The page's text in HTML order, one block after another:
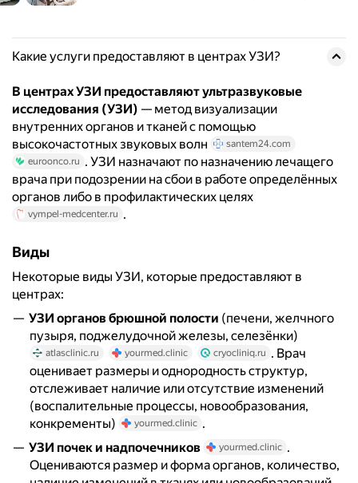
Какие услуги предоставляют в центрах УЗИ?
В центрах УЗИ предоставляют ультразвуковые
исследования (УЗИ) — метод визуализации
внутренних органов и тканей с помощью
высокочастотных звуковых волн
santem24.com
euroonco.ru . УЗИ назначают по назначению лечащего
врача при подозрении на сбои в работе определённых
органов либо в профилактических целях
vympel-medcenter.ru .
Виды
Некоторые виды УЗИ, которые предоставляют в
центрах:
УЗИ органов брюшной полости (печени, желчного
пузыря, поджелудочной железы, селезёнки)
atlasclinic.ru yourmed.clinic cryocliniq.ru . Врач
оценивает размеры и однородность структур,
отслеживает наличие или отсутствие изменений
(воспалительные процессы, новообразования,
конкременты)
yourmed.clinic .
УЗИ почек и надпочечников
yourmed.clinic .
Оцениваются размер и форма органов, количество,